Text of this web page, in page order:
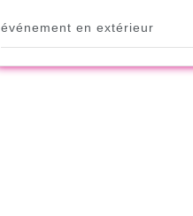
événement en extérieur